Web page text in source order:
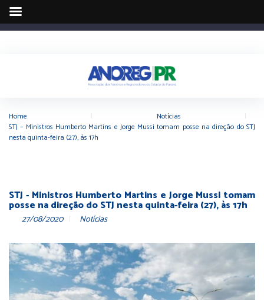
Home Notícias
STJ – Ministros Humberto Martins e Jorge Mussi tomam posse na direção do STJ
nesta quinta-feira (27), às 17h
STJ - Ministros Humberto Martins e Jorge Mussi tomam
posse na direção do STJ nesta quinta-feira (27), às 17h
27/08/2020 Notícias